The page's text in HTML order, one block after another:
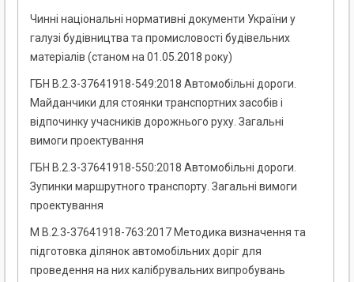
Чинні національні нормативні документи України у
галузі будівництва та промисловості будівельних
матеріалів (станом на 01.05.2018 року)
ГБН В.2.3-37641918-549:2018 Автомобільні дороги.
Майданчики для стоянки транспортних засобів і
відпочинку учасників дорожнього руху. Загальні
вимоги проектування
ГБН В.2.3-37641918-550:2018 Автомобільні дороги.
Зупинки маршрутного транспорту. Загальні вимоги
проектування
М В.2.3-37641918-763:2017 Методика визначення та
підготовка ділянок автомобільних доріг для
проведення на них калібрувальних випробувань